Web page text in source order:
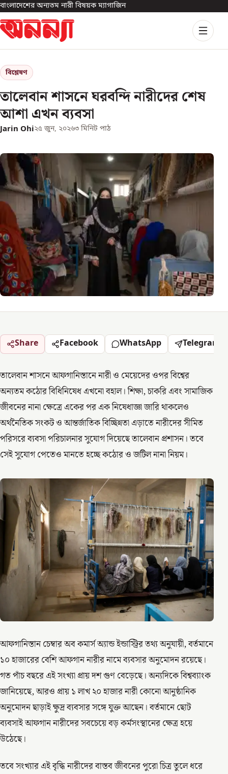
বাংলাদেশের অন্যতম নারী বিষয়ক ম্যাগাজিন
বিশ্লেষণ
তালেবান শাসনে ঘরবন্দি নারীদের শেষ
আশা এখন ব্যবসা
Jarin Ohi২৫ জুন, ২০২৬৩ মিনিট পাঠ
Share Facebook WhatsApp Telegram
তালেবান শাসনে আফগানিস্তানে নারী ও মেয়েদের ওপর বিশ্বের
অন্যতম কঠোর বিধিনিষেধ এখনো বহাল। শিক্ষা, চাকরি এবং সামাজিক
জীবনের নানা ক্ষেত্রে একের পর এক নিষেধাজ্ঞা জারি থাকলেও
অর্থনৈতিক সংকট ও আন্তর্জাতিক বিচ্ছিন্নতা এড়াতে নারীদের সীমিত
পরিসরে ব্যবসা পরিচালনার সুযোগ দিয়েছে তালেবান প্রশাসন। তবে
সেই সুযোগ পেতেও মানতে হচ্ছে কঠোর ও জটিল নানা নিয়ম।
আফগানিস্তান চেম্বার অব কমার্স অ্যান্ড ইন্ডাস্ট্রির তথ্য অনুযায়ী, বর্তমানে
১০ হাজারের বেশি আফগান নারীর নামে ব্যবসার অনুমোদন রয়েছে।
গত পাঁচ বছরে এই সংখ্যা প্রায় দশ গুণ বেড়েছে। অন্যদিকে বিশ্বব্যাংক
জানিয়েছে, আরও প্রায় ১ লাখ ২০ হাজার নারী কোনো আনুষ্ঠানিক
অনুমোদন ছাড়াই ক্ষুদ্র ব্যবসার সঙ্গে যুক্ত আছেন। বর্তমানে ছোট
ব্যবসাই আফগান নারীদের সবচেয়ে বড় কর্মসংস্থানের ক্ষেত্র হয়ে
উঠেছে।
তবে সংখ্যার এই বৃদ্ধি নারীদের বাস্তব জীবনের পুরো চিত্র তুলে ধরে